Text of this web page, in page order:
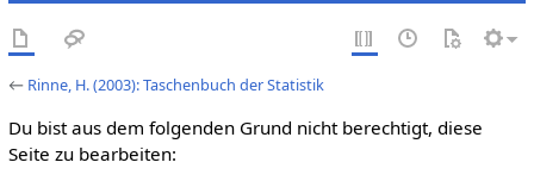
← Rinne, H. (2003): Taschenbuch der Statistik
Du bist aus dem folgenden Grund nicht berechtigt, diese
Seite zu bearbeiten: